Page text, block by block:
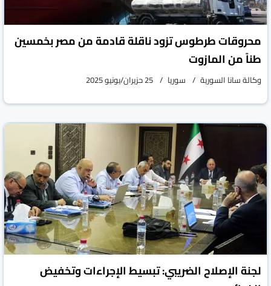
محروقات طرطوس تزود ناقلة قادمة من مصر بخمسين
طناً من المازوت
وكالة سانا السورية سوريا 25 حزيران/يونيو 2025
لجنة الإصلاح الضريبي: تبسيط الإجراءات وتخفيض